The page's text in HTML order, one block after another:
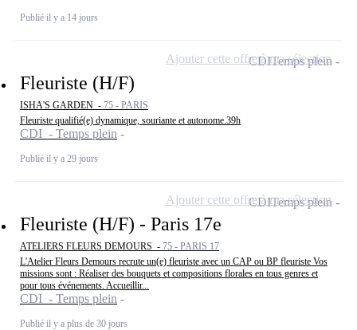
Publié il y a 14 jours
Fleuriste (H/F)
ISHA'S GARDEN - 75 - PARIS
Fleuriste qualifié(e) dynamique, souriante et autonome.39h
CDI - Temps plein
Publié il y a 29 jours
CDITemps plein
Ajouter cette offre à ma sélection
Fleuriste (H/F) - Paris 17e
ATELIERS FLEURS DEMOURS - 75 - PARIS 17
L'Atelier Fleurs Demours recrute un(e) fleuriste avec un CAP ou BP fleuriste Vos
missions sont : Réaliser des bouquets et compositions florales en tous genres et
pour tous événements. Accueillir...
CDI - Temps plein
Publié il y a plus de 30 jours
CDITemps plein
Ajouter cette offre à ma sélection